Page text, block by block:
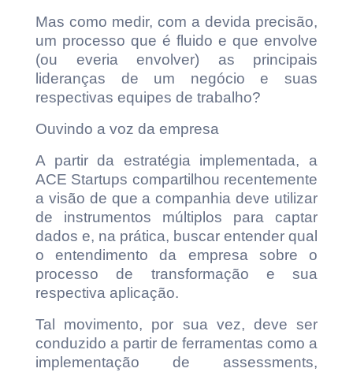
Mas como medir, com a devida precisão,
um processo que é fluido e que envolve
(ou everia envolver) as principais
lideranças de um negócio e suas
respectivas equipes de trabalho?
Ouvindo a voz da empresa
A partir da estratégia implementada, a
ACE Startups compartilhou recentemente
a visão de que a companhia deve utilizar
de instrumentos múltiplos para captar
dados e, na prática, buscar entender qual
o entendimento da empresa sobre o
processo de transformação e sua
respectiva aplicação.
Tal movimento, por sua vez, deve ser
conduzido a partir de ferramentas como a
implementação de assessments,